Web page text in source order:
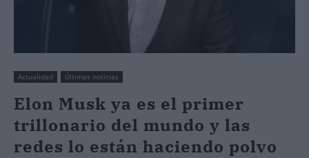
Actualidad Últimas noticias
Elon Musk ya es el primer
trillonario del mundo y las
redes lo están haciendo polvo